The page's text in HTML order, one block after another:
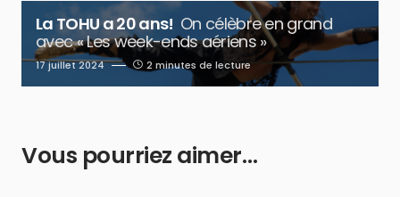
La TOHU a 20 ans! On célèbre en grand
avec « Les week-ends aériens »
17 juillet 2024 2 minutes de lecture
Vous pourriez aimer…